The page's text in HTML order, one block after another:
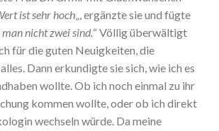
ist sehr hoch„, ergänzte sie und fügte
man nicht zwei sind.“ Völlig überwältigt
für die guten Neuigkeiten, die
Dann erkundigte sie sich, wie ich es
wollte. Ob ich noch einmal zu ihr
kommen wollte, oder ob ich direkt
wechseln würde. Da meine